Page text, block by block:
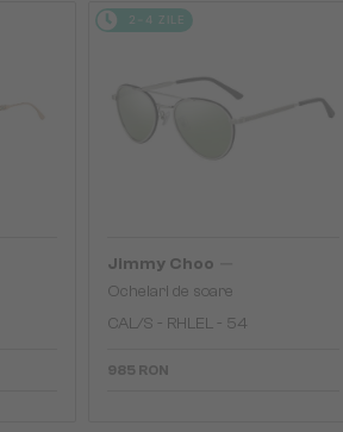
2-4 ZILE
Jimmy Choo
Ochelari de soare
CAL/S - RHLEL - 54
985 RON